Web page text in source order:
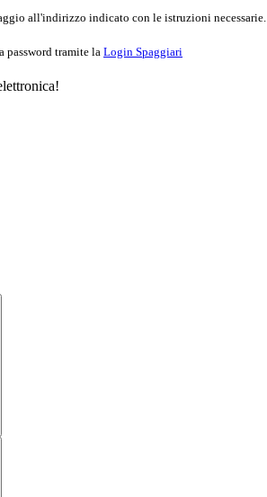
all'indirizzo indicato con le istruzioni necessarie.
password tramite la Login Spaggiari